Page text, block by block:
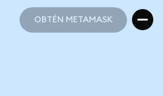
OBTÉN METAMASK